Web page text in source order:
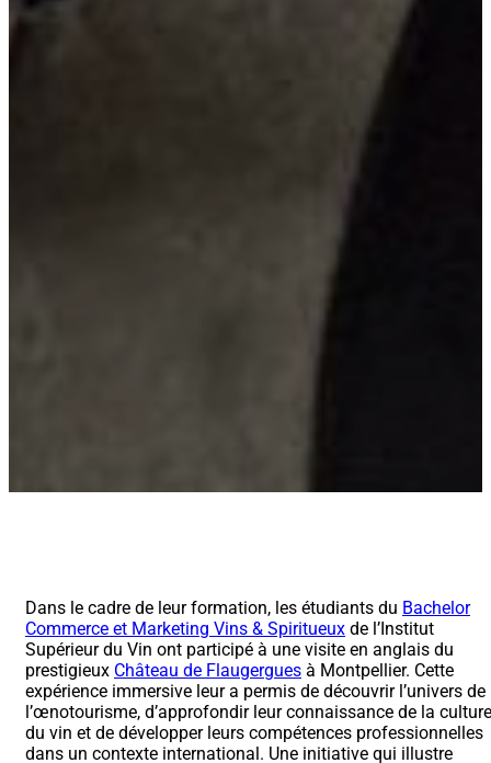
Dans le cadre de leur formation, les étudiants du Bachelor
Commerce et Marketing Vins & Spiritueux de l’Institut
Supérieur du Vin ont participé à une visite en anglais du
prestigieux Château de Flaugergues à Montpellier. Cette
expérience immersive leur a permis de découvrir l’univers de
l’œnotourisme, d’approfondir leur connaissance de la culture
du vin et de développer leurs compétences professionnelles
dans un contexte international. Une initiative qui illustre